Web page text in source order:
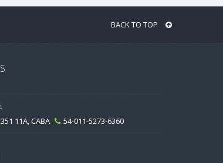
BACK TO TOP
11A, CABA 54-011-5273-6360